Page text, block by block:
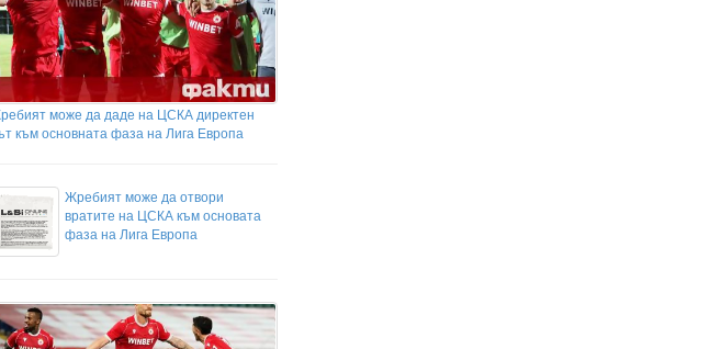
може да даде на ЦСКА директен
към основната фаза на Лига Европа
Жребият може да отвори
вратите на ЦСКА към основата
фаза на Лига Европа